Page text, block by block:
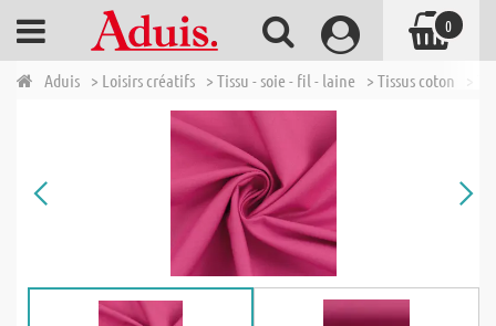
Aduis > Loisirs créatifs > Tissu - soie - fil - laine > Tissus coton
0